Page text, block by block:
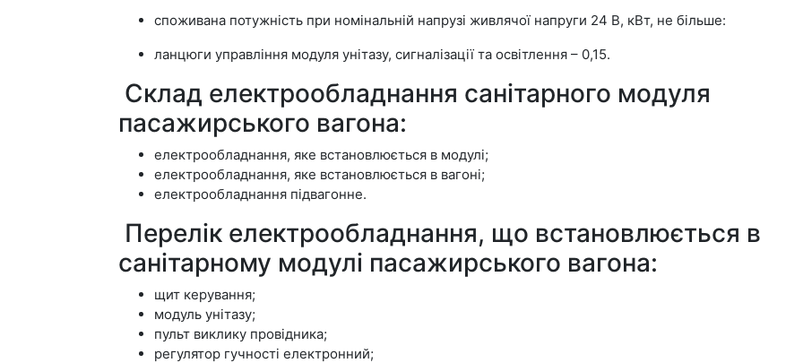
споживана потужність при номінальній напрузі живлячої напруги 24 В, кВт, не більше:
ланцюги управління модуля унітазу, сигналізації та освітлення – 0,15.
Склад електрообладнання санітарного модуля
пасажирського вагона:
електрообладнання, яке встановлюється в модулі;
електрообладнання, яке встановлюється в вагоні;
електрообладнання підвагонне.
Перелік електрообладнання, що встановлюється в
санітарному модулі пасажирського вагона:
щит керування;
модуль унітазу;
пульт виклику провідника;
регулятор гучності електронний;